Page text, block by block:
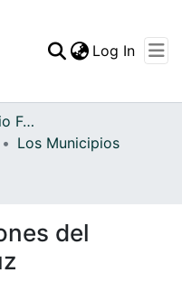
Statistics
Log In
Archivo del Patrimonio Fotográfico y Fílmico del Valle del Cauca
Los Municipios
del